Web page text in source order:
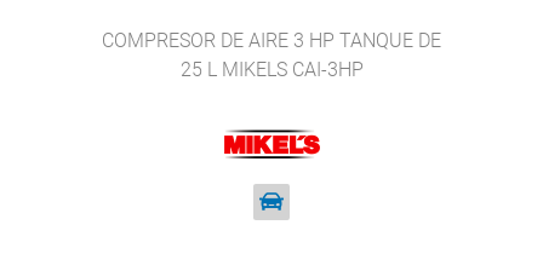
COMPRESOR DE AIRE 3 HP TANQUE DE
25 L MIKELS CAI-3HP